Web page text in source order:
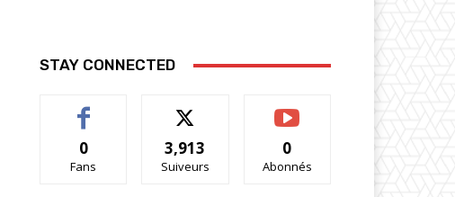
STAY CONNECTED
0
Fans
3,913
Suiveurs
0
Abonnés